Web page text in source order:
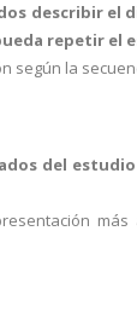
describir el
repetir el
según la
del